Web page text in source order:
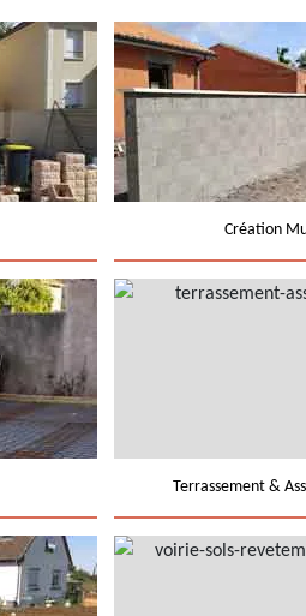
Création
Terrassement &